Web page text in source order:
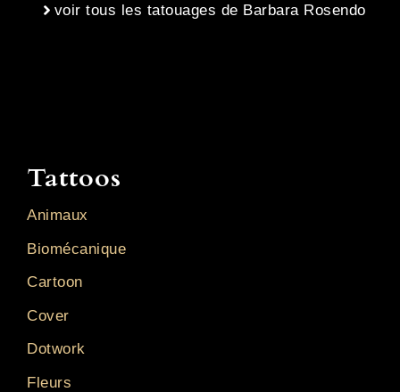
voir tous les tatouages de Barbara Rosendo
Tattoos
Animaux
Biomécanique
Cartoon
Cover
Dotwork
Fleurs